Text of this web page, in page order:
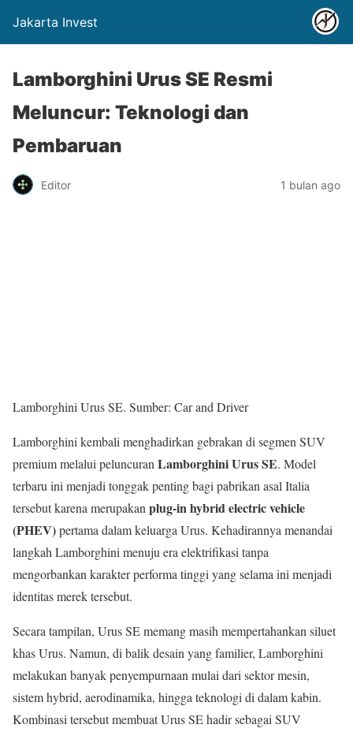
Jakarta Invest
Lamborghini Urus SE Resmi
Meluncur: Teknologi dan
Pembaruan
Editor 1 bulan ago
Lamborghini Urus SE. Sumber: Car and Driver
Lamborghini kembali menghadirkan gebrakan di segmen SUV
premium melalui peluncuranLamborghini Urus SE. Model
terbaru ini menjadi tonggak penting bagi pabrikan asal Italia
tersebut karena merupakanplug-in hybrid electric vehicle
(PHEV)pertama dalam keluarga Urus. Kehadirannya menandai
langkah Lamborghini menuju era elektrifikasi tanpa
mengorbankan karakter performa tinggi yang selama ini menjadi
identitas merek tersebut.
Secara tampilan, Urus SE memang masih mempertahankan siluet
khas Urus. Namun, di balik desain yang familier, Lamborghini
melakukan banyak penyempurnaan mulai dari sektor mesin,
sistem hybrid, aerodinamika, hingga teknologi di dalam kabin.
Kombinasi tersebut membuat Urus SE hadir sebagai SUV